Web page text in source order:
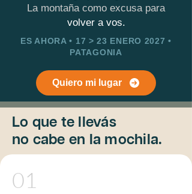
La montaña como excusa para
volver a vos.
ES AHORA • 17 > 23 ENERO 2027 •
PATAGONIA
Quiero mi lugar
Lo que te llevás
no cabe en la mochila.
01